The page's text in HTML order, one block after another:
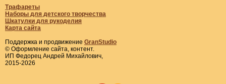
Трафареты
Наборы для детского творчества
Шкатулки для рукоделия
Карта сайта
Поддержка и продвижение GranStudio
© Оформление сайта, контент.
ИП Федорец Андрей Михайлович,
2015-2026